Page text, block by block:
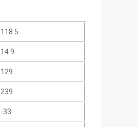
118.5
14.9
129
239
-33